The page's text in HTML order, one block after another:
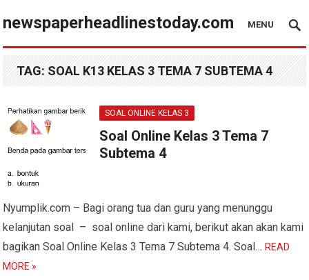
newspaperheadlinestoday.com MENU
TAG: SOAL K13 KELAS 3 TEMA 7 SUBTEMA 4
SOAL ONLINE KELAS 3
Soal Online Kelas 3 Tema 7
Subtema 4
Nyumplik.com – Bagi orang tua dan guru yang menunggu
kelanjutan soal – soal online dari kami, berikut akan akan kami
bagikan Soal Online Kelas 3 Tema 7 Subtema 4. Soal…READ
MORE »